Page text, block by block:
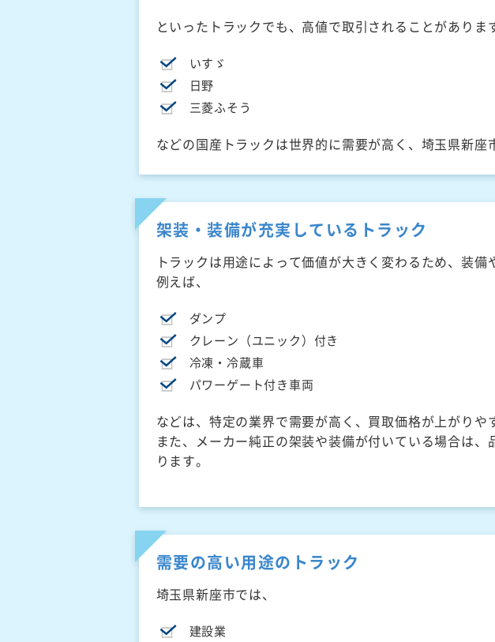
といったトラックでも、高値で取引されることがありま
いすゞ
日野
三菱ふそう
などの国産トラックは世界的に需要が高く、埼玉県新座
架装・装備が充実しているトラック
トラックは用途によって価値が大きく変わるため、装備
例えば、
ダンプ
クレーン（ユニック）付き
冷凍・冷蔵車
パワーゲート付き車両
などは、特定の業界で需要が高く、買取価格が上がりや
また、メーカー純正の架装や装備が付いている場合は
ります。
需要の高い用途のトラック
埼玉県新座市では、
建設業